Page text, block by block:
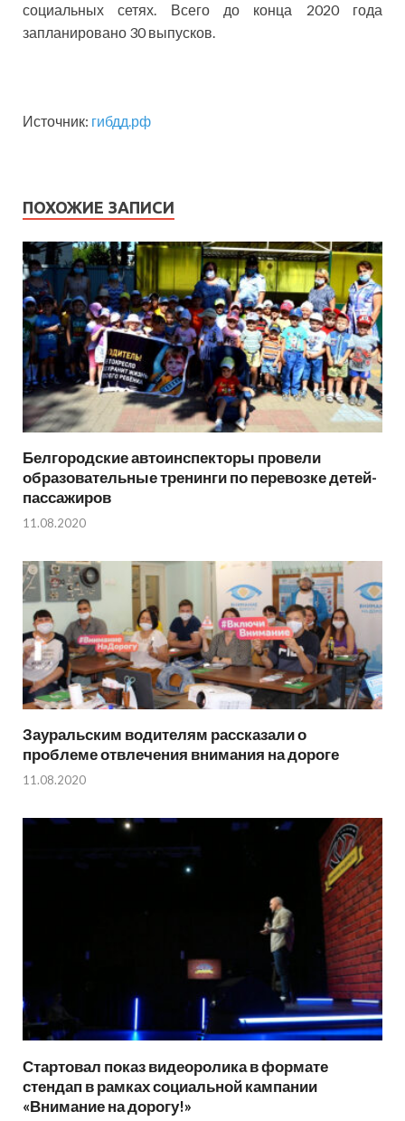
социальных сетях. Всего до конца 2020 года
запланировано 30 выпусков.
Источник: гибдд.рф
ПОХОЖИЕ ЗАПИСИ
Белгородские автоинспекторы провели
образовательные тренинги по перевозке детей-
пассажиров
11.08.2020
Зауральским водителям рассказали о
проблеме отвлечения внимания на дороге
11.08.2020
Стартовал показ видеоролика в формате
стендап в рамках социальной кампании
«Внимание на дорогу!»